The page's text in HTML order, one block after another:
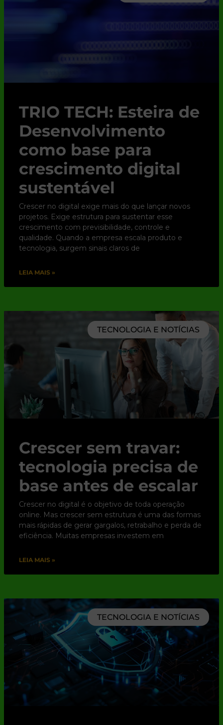
TRIO TECH: Esteira de
Desenvolvimento
como base para
crescimento digital
sustentável
Crescer no digital exige mais do que lançar novos
projetos. Exige estrutura para sustentar esse
crescimento com previsibilidade, controle e
qualidade. Quando a empresa escala produto e
tecnologia, surgem sinais claros de
LEIA MAIS »
TECNOLOGIA E NOTÍCIAS
Crescer sem travar:
tecnologia precisa de
base antes de escalar
Crescer no digital é o objetivo de toda operação
online. Mas crescer sem estrutura é uma das formas
mais rápidas de gerar gargalos, retrabalho e perda de
eficiência. Muitas empresas investem em
LEIA MAIS »
TECNOLOGIA E NOTÍCIAS